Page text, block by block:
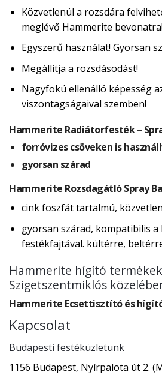
Közvetlenül a rozsdára
meglévő Hammerite bevonatra!
Egyszerű használat! Gyorsan
Megállítja a rozsdásodást!
Nagyfokú ellenálló képesség
viszontagságaival szemben!
Hammerite Radiátorfesték –
forróvizes csöveken is
gyorsan szárad
Hammerite Rozsdagátló Spray
cink foszfát tartalmú,
gyorsan szárad, kompatibilis
festékfajtával. kültérre,
Hammerite hígító
Szigetszentmiklós
Hammerite Ecsettisztító és
Kapcsolat
Budapesti festéküzletünk
1156 Budapest, Nyírpalota út 2.